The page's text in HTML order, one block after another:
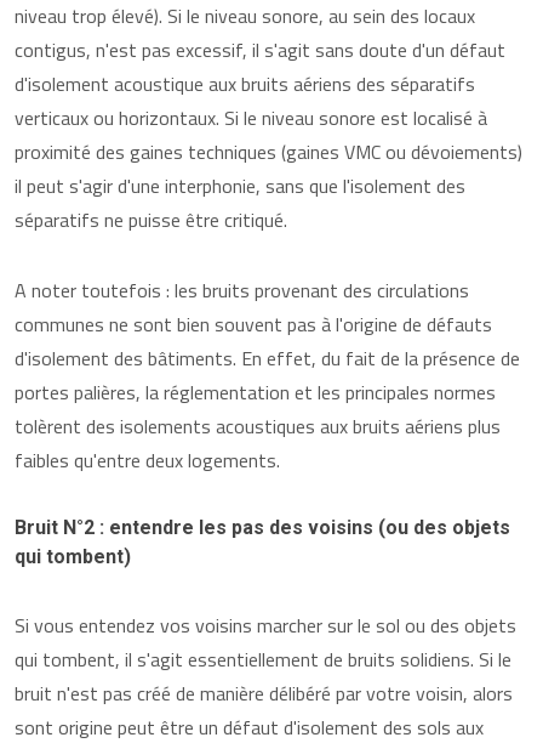
niveau trop élevé). Si le niveau sonore, au sein des locaux
contigus, n'est pas excessif, il s'agit sans doute d'un défaut
d'isolement acoustique aux bruits aériens des séparatifs
verticaux ou horizontaux. Si le niveau sonore est localisé à
proximité des gaines techniques (gaines VMC ou dévoiements)
il peut s'agir d'une interphonie, sans que l'isolement des
séparatifs ne puisse être critiqué.
A noter toutefois : les bruits provenant des circulations
communes ne sont bien souvent pas à l'origine de défauts
d'isolement des bâtiments. En effet, du fait de la présence de
portes palières, la réglementation et les principales normes
tolèrent des isolements acoustiques aux bruits aériens plus
faibles qu'entre deux logements.
Bruit N°2 : entendre les pas des voisins (ou des objets
qui tombent)
Si vous entendez vos voisins marcher sur le sol ou des objets
qui tombent, il s'agit essentiellement de bruits solidiens. Si le
bruit n'est pas créé de manière délibéré par votre voisin, alors
sont origine peut être un défaut d'isolement des sols aux